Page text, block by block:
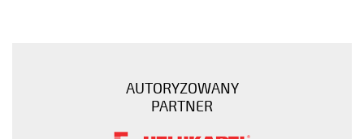
AUTORYZOWANY
PARTNER